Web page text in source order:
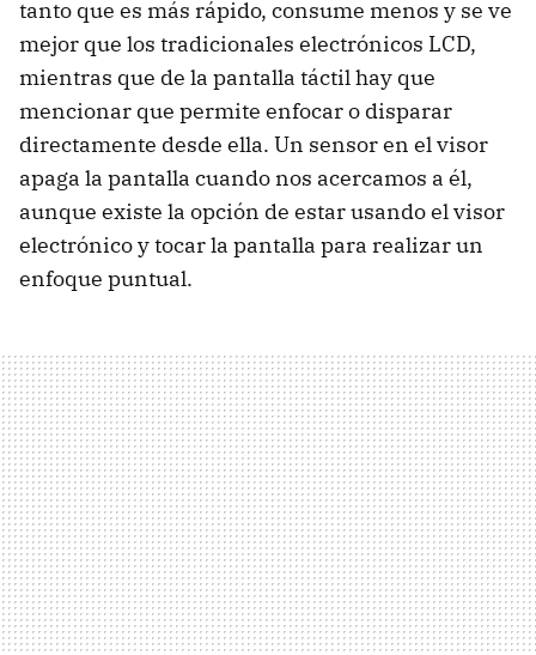
tanto que es más rápido, consume menos y se ve
mejor que los tradicionales electrónicos LCD,
mientras que de la pantalla táctil hay que
mencionar que permite enfocar o disparar
directamente desde ella. Un sensor en el visor
apaga la pantalla cuando nos acercamos a él,
aunque existe la opción de estar usando el visor
electrónico y tocar la pantalla para realizar un
enfoque puntual.